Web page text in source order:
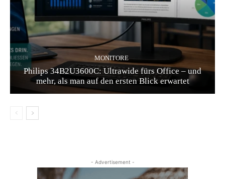
MONITORE
Philips 34B2U3600C: Ultrawide fürs Office – und
mehr, als man auf den ersten Blick erwartet
- Advertisement -